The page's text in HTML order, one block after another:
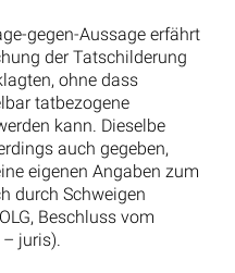
gegen-Aussage erfährt
der Tatschilderung
ohne dass
tatbezogene
kann. Dieselbe
auch gegeben,
eigenen Angaben zum
durch Schweigen
Beschluss vom
juris).